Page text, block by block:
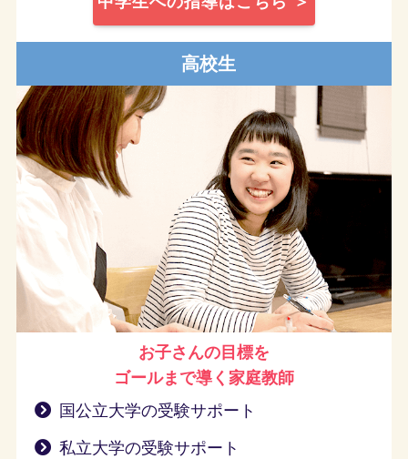
高校生
お子さんの目標を
ゴールまで導く 家庭教師
国公立大学の受験サポート
私立大学の受験サポート